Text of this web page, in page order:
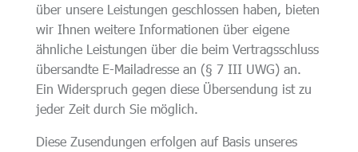
über unsere Leistungen geschlossen haben, bieten
wir Ihnen weitere Informationen über eigene
ähnliche Leistungen über die beim Vertragsschluss
übersandte E-Mailadresse an (§ 7 III UWG) an.
Ein Widerspruch gegen diese Übersendung ist zu
jeder Zeit durch Sie möglich.
Diese Zusendungen erfolgen auf Basis unseres